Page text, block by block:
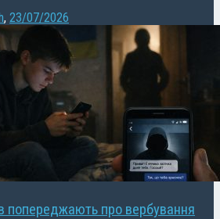
, 23/07/2026
попереджають про вербування